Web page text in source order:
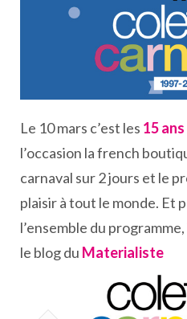
Le 10 mars c’est les 15
l’occasion la french
carnaval sur 2 jours et le
plaisir à tout le monde. Et
l’ensemble du
le blog du Materialiste